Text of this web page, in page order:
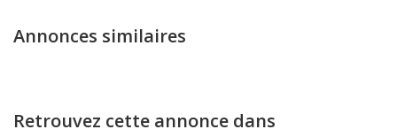
Annonces similaires
Retrouvez cette annonce dans